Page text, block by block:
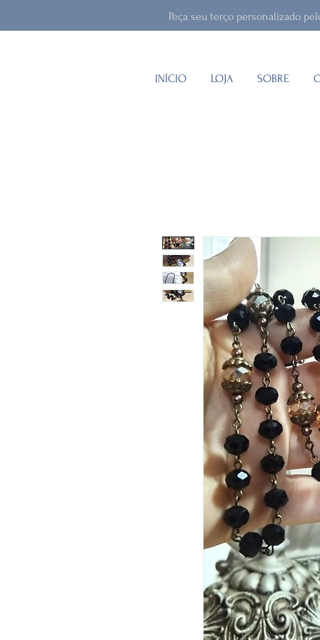
Peça seu terço personalizado
INÍCIO LOJA SOBRE